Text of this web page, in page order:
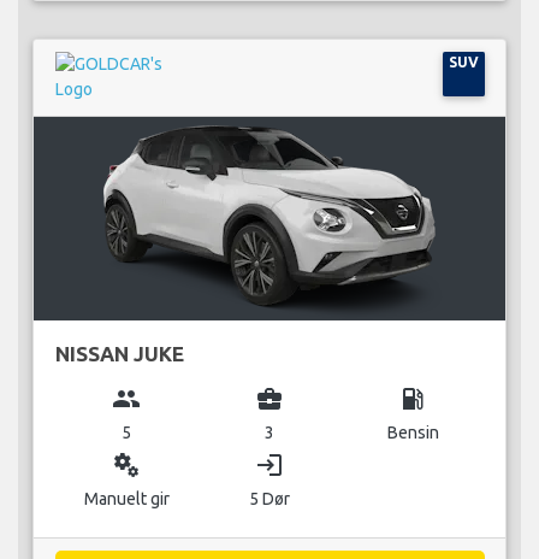
SUV
NISSAN JUKE
group
5
business_center
3
local_gas_station
Bensin
miscellaneous_services
Manuelt gir
login
5 Dør